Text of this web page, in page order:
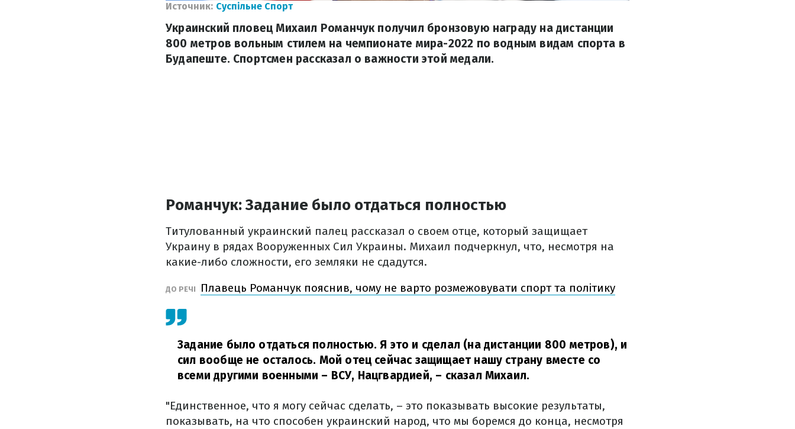
Источник: Суспільне Спорт
Украинский пловец Михаил Романчук получил бронзовую награду на дистанции
800 метров вольным стилем на чемпионате мира-2022 по водным видам спорта в
Будапеште. Спортсмен рассказал о важности этой медали.
Романчук: Задание было отдаться полностью
Титулованный украинский палец рассказал о своем отце, который защищает
Украину в рядах Вооруженных Сил Украины. Михаил подчеркнул, что, несмотря на
какие-либо сложности, его земляки не сдадутся.
ДО РЕЧІ Плавець Романчук пояснив, чому не варто розмежовувати спорт та політику
Задание было отдаться полностью. Я это и сделал (на дистанции 800 метров), и
сил вообще не осталось. Мой отец сейчас защищает нашу страну вместе со
всеми другими военными – ВСУ, Нацгвардией, – сказал Михаил.
"Единственное, что я могу сейчас сделать, – это показывать высокие результаты,
показывать, на что способен украинский народ, что мы боремся до конца, несмотря